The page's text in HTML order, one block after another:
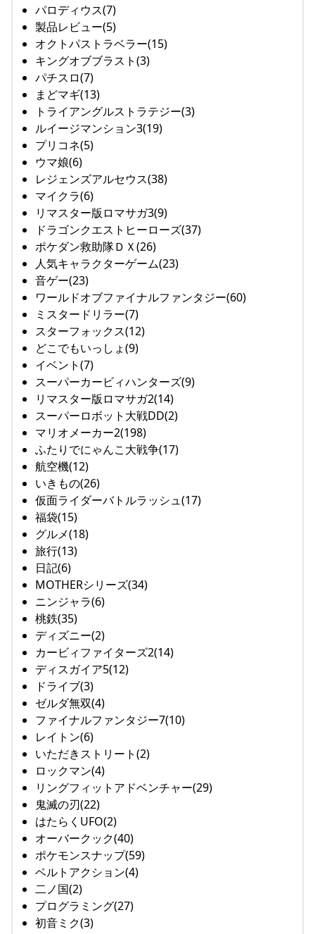
パロディウス(7)
製品レビュー(5)
オクトパストラベラー(15)
キングオブブラスト(3)
パチスロ(7)
まどマギ(13)
トライアングルストラテジー(3)
ルイージマンション3(19)
プリコネ(5)
ウマ娘(6)
レジェンズアルセウス(38)
マイクラ(6)
リマスター版ロマサガ3(9)
ドラゴンクエストヒーローズ(37)
ポケダン救助隊ＤＸ(26)
人気キャラクターゲーム(23)
音ゲー(23)
ワールドオブファイナルファンタジー(60)
ミスタードリラー(7)
スターフォックス(12)
どこでもいっしょ(9)
イベント(7)
スーパーカービィハンターズ(9)
リマスター版ロマサガ2(14)
スーパーロボット大戦DD(2)
マリオメーカー2(198)
ふたりでにゃんこ大戦争(17)
航空機(12)
いきもの(26)
仮面ライダーバトルラッシュ(17)
福袋(15)
グルメ(18)
旅行(13)
日記(6)
MOTHERシリーズ(34)
ニンジャラ(6)
桃鉄(35)
ディズニー(2)
カービィファイターズ2(14)
ディスガイア5(12)
ドライブ(3)
ゼルダ無双(4)
ファイナルファンタジー7(10)
レイトン(6)
いただきストリート(2)
ロックマン(4)
リングフィットアドベンチャー(29)
鬼滅の刃(22)
はたらくUFO(2)
オーバークック(40)
ポケモンスナップ(59)
ベルトアクション(4)
二ノ国(2)
プログラミング(27)
初音ミク(3)